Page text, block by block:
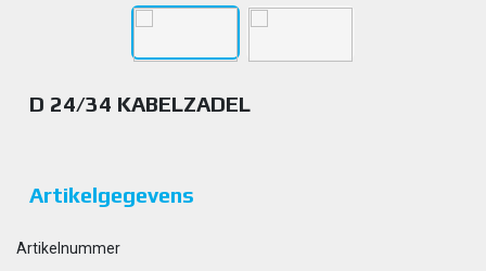
D 24/34 KABELZADEL
Artikelgegevens
Artikelnummer